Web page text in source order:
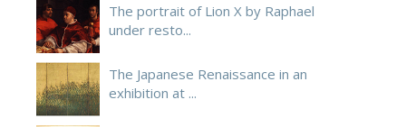
The portrait of Lion X by Raphael
under resto...
The Japanese Renaissance in an
exhibition at ...